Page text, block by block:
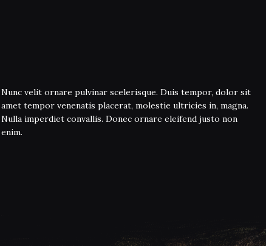
Nunc velit ornare pulvinar scelerisque. Duis tempor, dolor sit
amet tempor venenatis placerat, molestie ultricies in, magna.
Nulla imperdiet convallis. Donec ornare eleifend justo non
enim.